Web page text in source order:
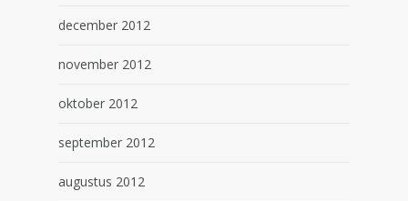
december 2012
november 2012
oktober 2012
september 2012
augustus 2012